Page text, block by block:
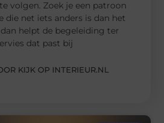
volgen. Zoek je een patroon
die net iets anders is dan het
helpt de begeleiding ter
dat past bij
KIJK OP INTERIEUR.NL